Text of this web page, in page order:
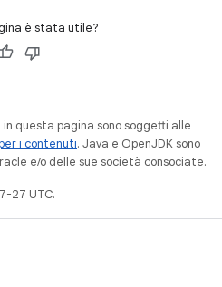
è stata utile?
questa pagina sono soggetti alle
i contenuti. Java e OpenJDK sono
e/o delle sue società consociate.
27 UTC.